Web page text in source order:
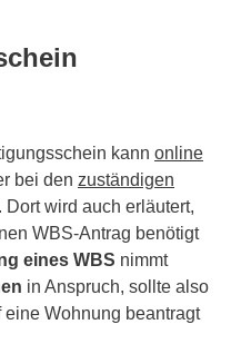
kann online
bei den zuständigen
wird auch erläutert,
WBS-Antrag benötigt
eines WBS nimmt
in Anspruch, sollte also
Wohnung beantragt